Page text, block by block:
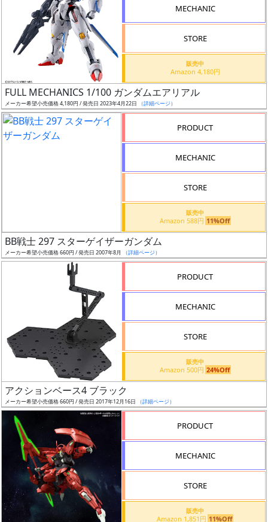
リ
ー
ズ・
タ
イ
況
売
開
始
前
抽
選
中
活
近
MECHANIC
STORE
販売中
Amazon 4,180円
FULL MECHANICS 1/100 ガンダムエアリアル
メーカー希望小売価格 4,180円 / 発売日 2023年4月22日 （詳細ページ）
PRODUCT
MECHANIC
STORE
販売中
Amazon 588円 11%Off
BB戦士 297 スターゲイザーガンダム
メーカー希望小売価格 660円 / 発売日 2007年8月 （詳細ページ）
PRODUCT
MECHANIC
STORE
販売中
Amazon 500円 24%Off
アクションベース4 ブラック
メーカー希望小売価格 660円 / 発売日 2017年12月16日 （詳細ページ）
PRODUCT
MECHANIC
STORE
販売中
Amazon 1,851円 11%Off